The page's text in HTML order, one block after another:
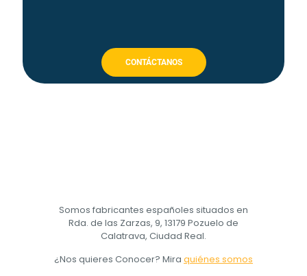
CONTÁCTANOS
Somos fabricantes españoles situados en
Rda. de las Zarzas, 9, 13179 Pozuelo de
Calatrava, Ciudad Real.
¿Nos quieres Conocer? Mira quiénes somos